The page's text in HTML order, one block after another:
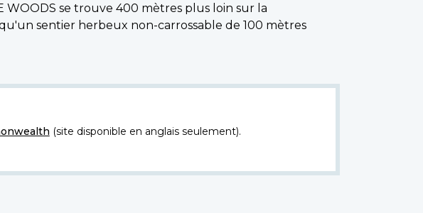
WOODS se trouve 400 mètres plus loin sur la
sentier herbeux non-carrossable de 100 mètres
(site disponible en anglais seulement).